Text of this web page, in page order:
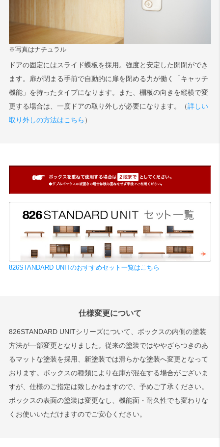
※写真はナチュラル
ドアの固定にはスライド蝶板を採用。強度と安定した開閉ができ
ます。扉が閉まる手前で自動的に扉を閉める力が働く「キャッチ
機能」を持ったタイプになります。また、棚板の向きを縦横で変
更する場合は、一度ドアの取り外しが必要になります。（詳しい
取り外しの方法はこちら ）
826STANDARD UNITのおすすめセット一覧はこちら
仕様変更について
826STANDARD UNITシリーズについて、ボックスの内側の塗装
方法が一部変更となりました。従来の塗装ではややざらつきのあ
るマットな塗装を採用、新塗装では滑らかな塗装へ変更となって
おります。ボックスの種類により在庫が混在する場合がございま
すが、仕様のご指定は致しかねますので、予めご了承ください。
ボックスの表面の塗装は変更なし、機能面・耐久性でも変わりな
くお使いいただけますのでご安心ください。